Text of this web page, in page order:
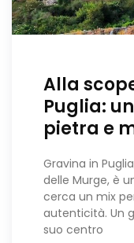
Alla
Puglia:
pietra e
Gravina in
delle Murge, è
cerca un mix
autenticità. Un
suo centro